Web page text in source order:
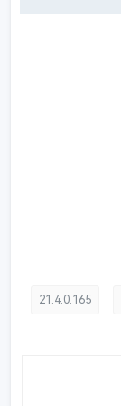
21.4.0.165